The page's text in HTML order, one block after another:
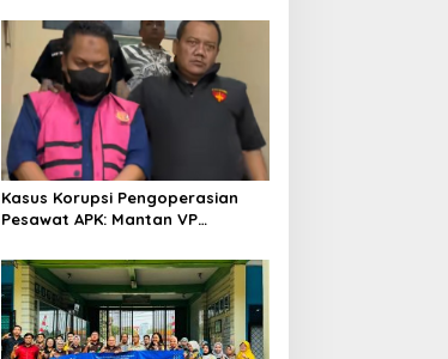
Kasus Korupsi Pengoperasian
Pesawat APK: Mantan VP
Ditetapkan Tersangka